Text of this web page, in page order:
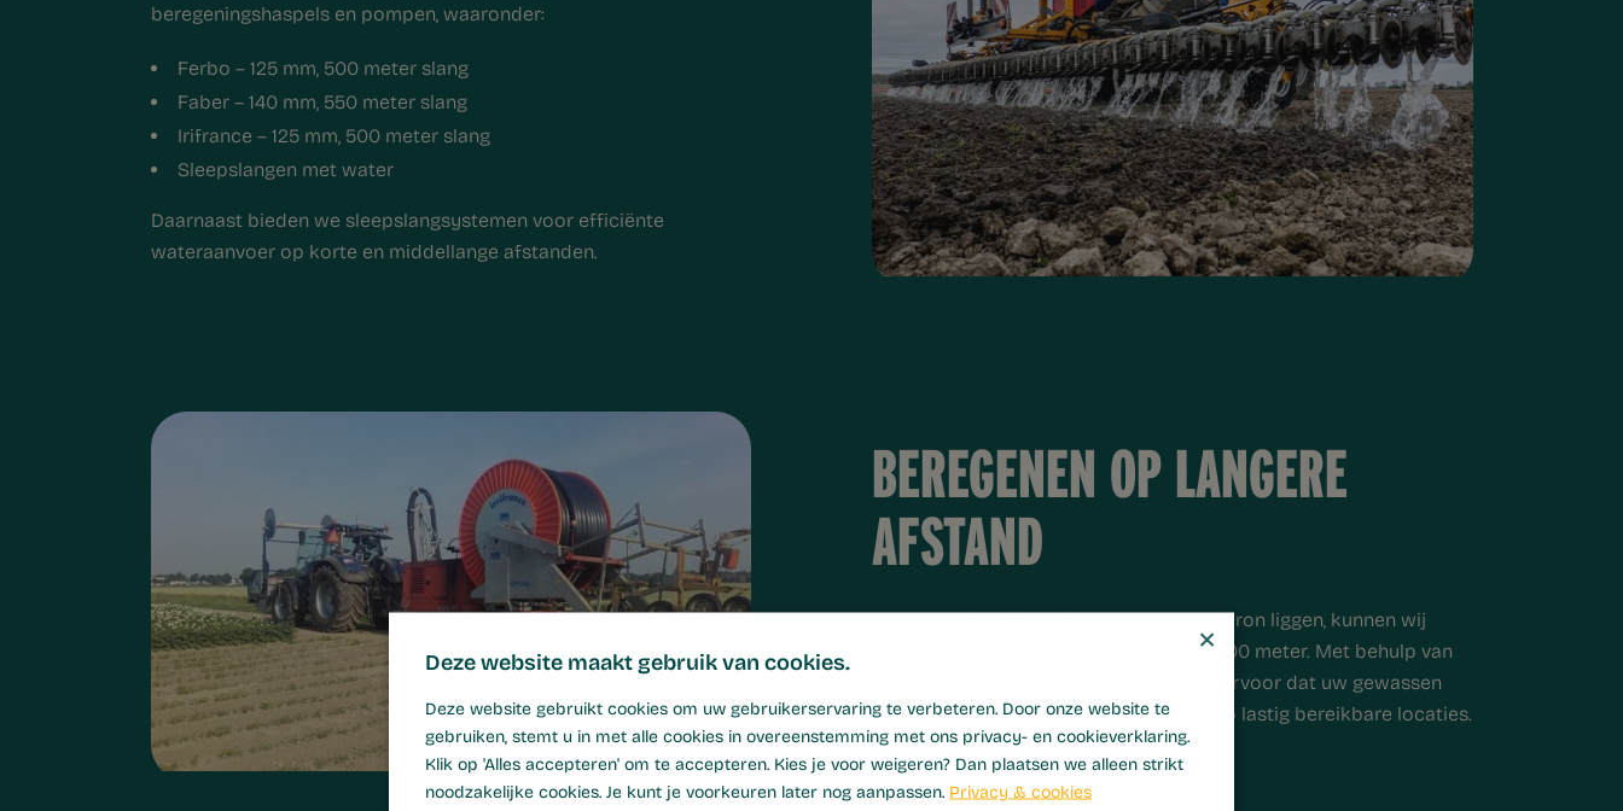
beregeningshaspels en pompen, waaronder:
Ferbo – 125 mm, 500 meter slang
Faber – 140 mm, 550 meter slang
Irifrance – 125 mm, 500 meter slang
Sleepslangen met water
Daarnaast bieden we sleepslangsystemen voor efficiënte
wateraanvoer op korte en middellange afstanden.
BEREGENEN OP LANGERE
AFSTAND
Voor percelen die verder van een waterbron liggen, kunnen wij
water aanvoeren over afstanden tot 2.000 meter. Met behulp van
een pomptrekker en haspel zorgen we ervoor dat uw gewassen
tijdig en voldoende water krijgen, ook op lastig bereikbare locaties.
×
Deze website maakt gebruik van cookies.
Deze website gebruikt cookies om uw gebruikerservaring te verbeteren. Door onze website te
gebruiken, stemt u in met alle cookies in overeenstemming met ons privacy- en cookieverklaring.
Klik op 'Alles accepteren' om te accepteren. Kies je voor weigeren? Dan plaatsen we alleen strikt
noodzakelijke cookies. Je kunt je voorkeuren later nog aanpassen. Privacy & cookies